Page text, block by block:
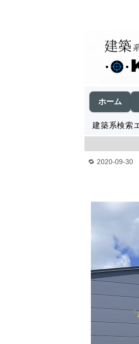
ホーム
建築系検索
2020-09-30